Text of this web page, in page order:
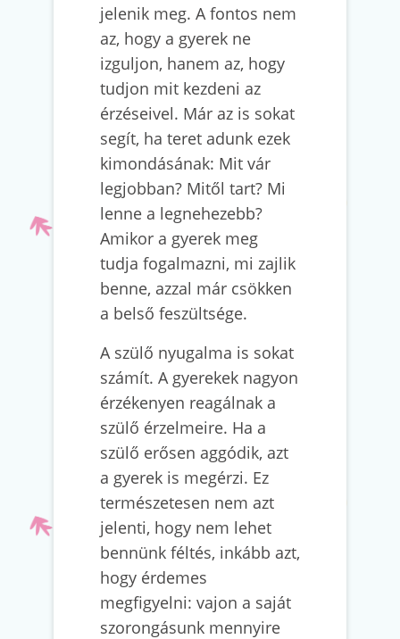
jelenik meg. A fontos nem
az, hogy a gyerek ne
izguljon, hanem az, hogy
tudjon mit kezdeni az
érzéseivel. Már az is sokat
segít, ha teret adunk ezek
kimondásának: Mit vár
legjobban? Mitől tart? Mi
lenne a legnehezebb?
Amikor a gyerek meg
tudja fogalmazni, mi zajlik
benne, azzal már csökken
a belső feszültsége.
A szülő nyugalma is sokat
számít. A gyerekek nagyon
érzékenyen reagálnak a
szülő érzelmeire. Ha a
szülő erősen aggódik, azt
a gyerek is megérzi. Ez
természetesen nem azt
jelenti, hogy nem lehet
bennünk féltés, inkább azt,
hogy érdemes
megfigyelni: vajon a saját
szorongásunk mennyire